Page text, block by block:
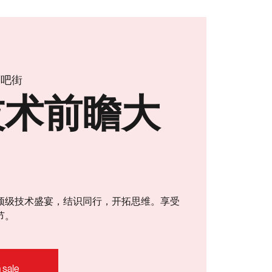
街
前瞻大
级技术盛宴，结识同行，开拓思维。享受